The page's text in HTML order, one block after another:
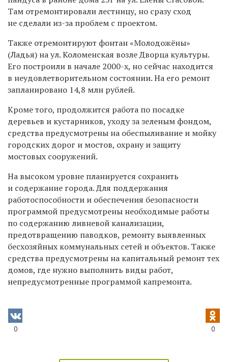
Там отремонтировали лестницу, но сразу сход
не сделали из-за проблем с проектом.
Также отремонтируют фонтан «Молодожёны»
(Ладья) на ул. Коломенская возле Дворца культуры.
Его построили в начале 2000-х, но сейчас находится
в неудовлетворительном состоянии. На его ремонт
запланировано 14,8 млн рублей.
Кроме того, продолжится работа по посадке
деревьев и кустарников, уходу за зеленым фондом,
средства предусмотрены на обеспыливание и мойку
городских дорог и мостов, охрану и защиту
мостовых сооружений.
​На высоком уровне планируется сохранить
и содержание города. Для поддержания
работоспособности и обеспечения безопасности
программой предусмотрены необходимые работы
по содержанию ливневой канализации,
предотвращению паводков, ремонту выявленных
бесхозяйных коммунальных сетей и объектов. Также
средства предусмотрены на капитальный ремонт тех
домов, где нужно выполнить виды работ,
непредусмотренные программой капремонта.
0 0